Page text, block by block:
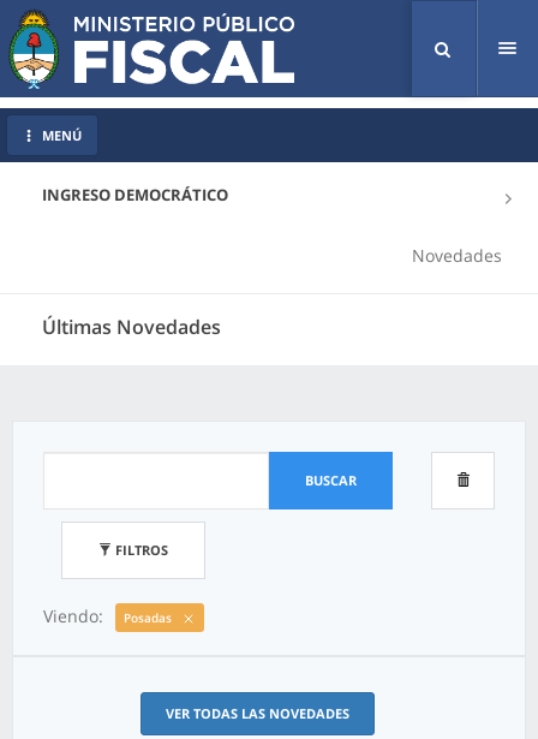
INGRESO DEMOCRÁTICO
Novedades
Últimas Novedades
MENÚ
BUSCAR
FILTROS
Viendo: Posadas
VER TODAS LAS NOVEDADES